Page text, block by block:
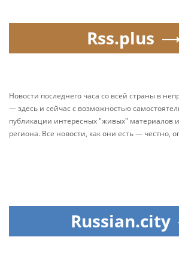
Rss.plus
Новости последнего часа со всей страны в
— здесь и сейчас с возможностью
публикации интересных "живых" материалов
региона. Все новости, как они есть — честно,
Russian.city